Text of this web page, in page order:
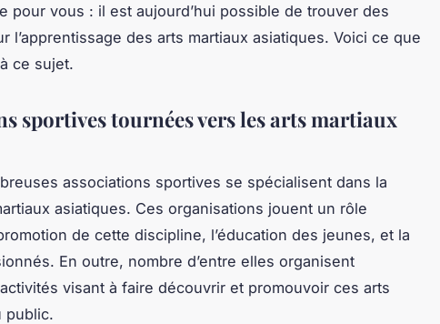
pour vous : il est aujourd’hui possible de trouver des
l’apprentissage des arts martiaux asiatiques. Voici ce que
ce sujet.
sportives tournées vers les arts martiaux
associations sportives se spécialisent dans la
asiatiques. Ces organisations jouent un rôle
de cette discipline, l’éducation des jeunes, et la
En outre, nombre d’entre elles organisent
visant à faire découvrir et promouvoir ces arts
public.